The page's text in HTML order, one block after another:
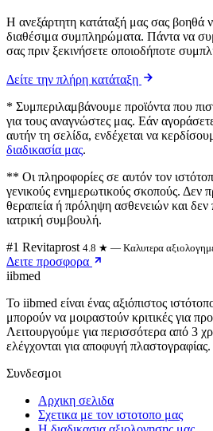
Η ανεξάρτητη κατάταξή μας σας βοηθά
διαθέσιμα συμπληρώματα. Πάντα να
σας πριν ξεκινήσετε οποιοδήποτε
Δείτε την πλήρη κατάταξη
* Συμπεριλαμβάνουμε προϊόντα που
για τους αναγνώστες μας. Εάν
αυτήν τη σελίδα, ενδέχεται να
διαδικασία μας.
** Οι πληροφορίες σε αυτόν τον
γενικούς ενημερωτικούς σκοπούς. Δεν
θεραπεία ή πρόληψη ασθενειών και δεν
ιατρική συμβουλή.
#1 Revitaprost 4.8 ★ — Καλυτερα
Δειτε προσφορα
iibmed
Το iibmed είναι ένας αξιόπιστος
μπορούν να μοιραστούν κριτικές για
Λειτουργούμε για περισσότερα από 3
ελέγχονται για αποφυγή πλαστογραφίας.
Συνδεσμοι
Αρχικη σελιδα
Σχετικα με τον ιστοτοπο μας